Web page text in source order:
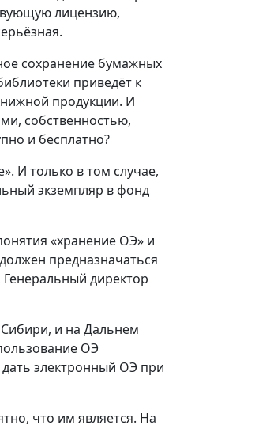
лицензию,
сохранение бумажных
приведёт к
продукции. И
собственностью,
и бесплатно?
И только в том случае,
экземпляр в фонд
«хранение ОЭ» и
предназначаться
Генеральный директор
и на Дальнем
ОЭ
электронный ОЭ при
что им является. На